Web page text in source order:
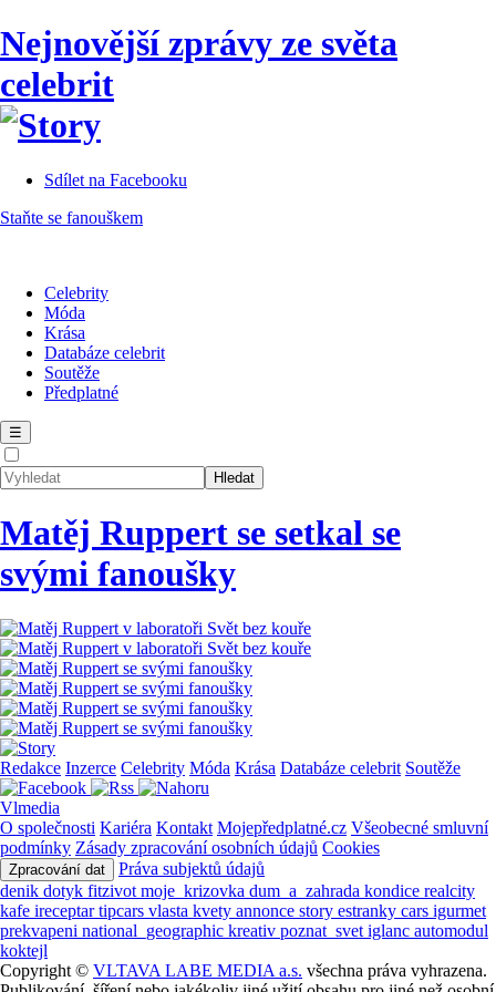
Nejnovější zprávy ze světa
celebrit
Sdílet na Facebooku
Staňte se fanouškem
Celebrity
Móda
Krása
Databáze celebrit
Soutěže
Předplatné
☰
Matěj Ruppert se setkal se
svými fanoušky
Redakce Inzerce Celebrity Móda Krása Databáze celebrit Soutěže
Vlmedia
O společnosti Kariéra Kontakt Mojepředplatné.cz Všeobecné smluvní
podmínky Zásady zpracování osobních údajů Cookies
Zpracování dat
Práva subjektů údajů
denik dotyk fitzivot moje_krizovka dum_a_zahrada kondice realcity
kafe ireceptartipcars vlasta kvety annonce story estranky cars igurmet
prekvapeni national_geographic kreativ poznat_svet iglanc automodul
koktejl
Copyright © VLTAVA LABE MEDIA a.s. všechna práva vyhrazena.